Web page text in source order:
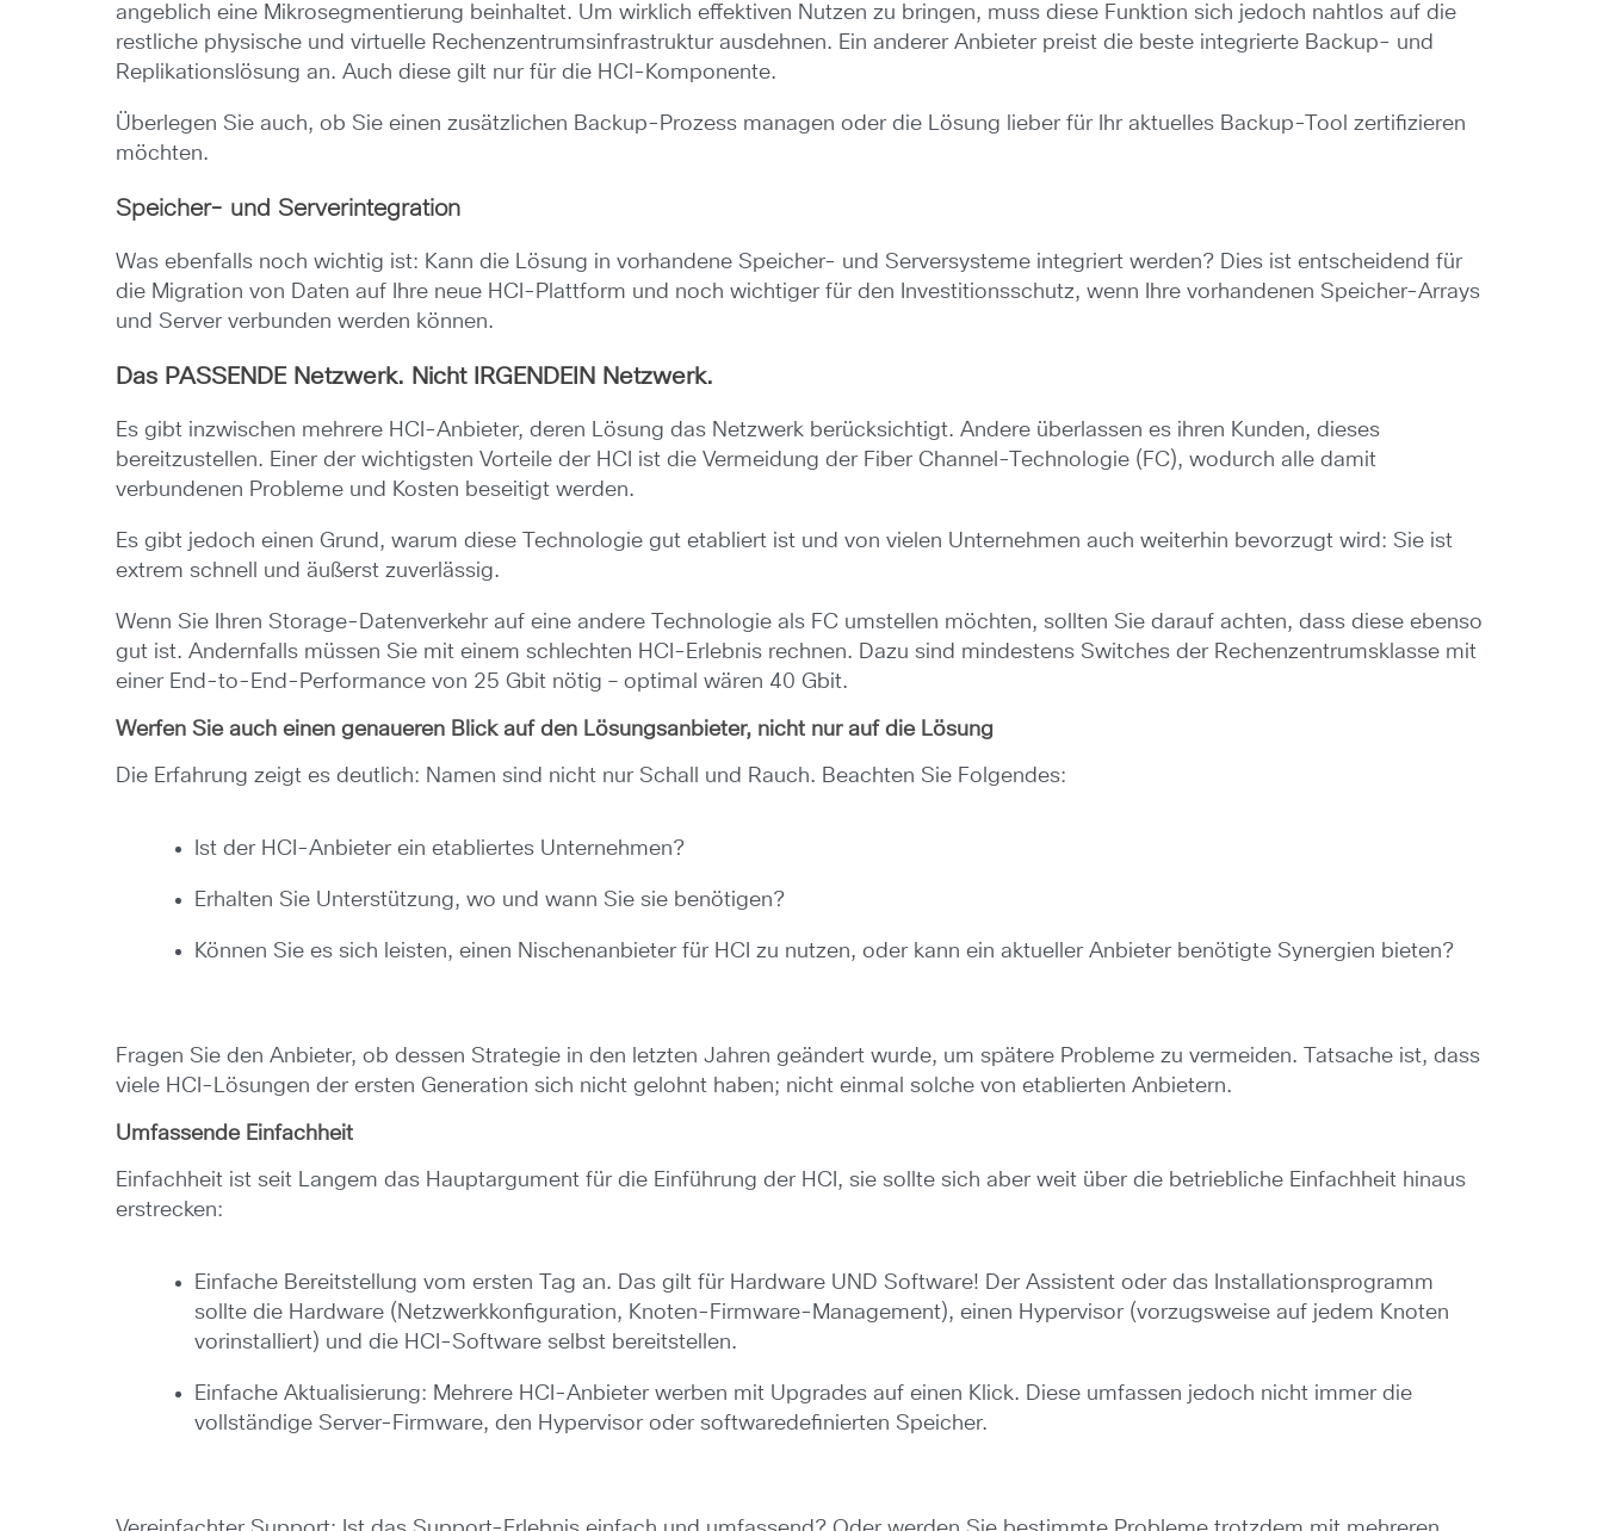
angeblich eine Mikrosegmentierung beinhaltet. Um wirklich effektiven Nutzen zu bringen, muss diese Funktion sich jedoch nahtlos auf die
restliche physische und virtuelle Rechenzentrumsinfrastruktur ausdehnen. Ein anderer Anbieter preist die beste integrierte Backup- und
Replikationslösung an. Auch diese gilt nur für die HCI-Komponente.
Überlegen Sie auch, ob Sie einen zusätzlichen Backup-Prozess managen oder die Lösung lieber für Ihr aktuelles Backup-Tool zertifizieren
möchten.
Speicher- und Serverintegration
Was ebenfalls noch wichtig ist: Kann die Lösung in vorhandene Speicher- und Serversysteme integriert werden? Dies ist entscheidend für
die Migration von Daten auf Ihre neue HCI-Plattform und noch wichtiger für den Investitionsschutz, wenn Ihre vorhandenen Speicher-Arrays
und Server verbunden werden können.
Das PASSENDE Netzwerk. Nicht IRGENDEIN Netzwerk.
Es gibt inzwischen mehrere HCI-Anbieter, deren Lösung das Netzwerk berücksichtigt. Andere überlassen es ihren Kunden, dieses
bereitzustellen. Einer der wichtigsten Vorteile der HCI ist die Vermeidung der Fiber Channel-Technologie (FC), wodurch alle damit
verbundenen Probleme und Kosten beseitigt werden.
Es gibt jedoch einen Grund, warum diese Technologie gut etabliert ist und von vielen Unternehmen auch weiterhin bevorzugt wird: Sie ist
extrem schnell und äußerst zuverlässig.
Wenn Sie Ihren Storage-Datenverkehr auf eine andere Technologie als FC umstellen möchten, sollten Sie darauf achten, dass diese ebenso
gut ist. Andernfalls müssen Sie mit einem schlechten HCI-Erlebnis rechnen. Dazu sind mindestens Switches der Rechenzentrumsklasse mit
einer End-to-End-Performance von 25 Gbit nötig – optimal wären 40 Gbit.
Werfen Sie auch einen genaueren Blick auf den Lösungsanbieter, nicht nur auf die Lösung
Die Erfahrung zeigt es deutlich: Namen sind nicht nur Schall und Rauch. Beachten Sie Folgendes:
Ist der HCI-Anbieter ein etabliertes Unternehmen?
Erhalten Sie Unterstützung, wo und wann Sie sie benötigen?
Können Sie es sich leisten, einen Nischenanbieter für HCI zu nutzen, oder kann ein aktueller Anbieter benötigte Synergien bieten?
Fragen Sie den Anbieter, ob dessen Strategie in den letzten Jahren geändert wurde, um spätere Probleme zu vermeiden. Tatsache ist, dass
viele HCI-Lösungen der ersten Generation sich nicht gelohnt haben; nicht einmal solche von etablierten Anbietern.
Umfassende Einfachheit
Einfachheit ist seit Langem das Hauptargument für die Einführung der HCI, sie sollte sich aber weit über die betriebliche Einfachheit hinaus
erstrecken:
Einfache Bereitstellung vom ersten Tag an. Das gilt für Hardware UND Software! Der Assistent oder das Installationsprogramm
sollte die Hardware (Netzwerkkonfiguration, Knoten-Firmware-Management), einen Hypervisor (vorzugsweise auf jedem Knoten
vorinstalliert) und die HCI-Software selbst bereitstellen.
Einfache Aktualisierung: Mehrere HCI-Anbieter werben mit Upgrades auf einen Klick. Diese umfassen jedoch nicht immer die
vollständige Server-Firmware, den Hypervisor oder softwaredefinierten Speicher.